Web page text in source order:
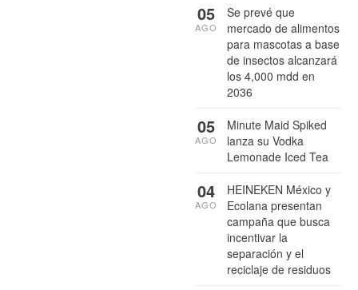
Se prevé que
mercado de alimentos
para mascotas a base
de insectos alcanzará
los 4,000 mdd en
2036
05
AGO
Minute Maid Spiked
lanza su Vodka
Lemonade Iced Tea
05
AGO
HEINEKEN México y
Ecolana presentan
campaña que busca
incentivar la
separación y el
reciclaje de residuos
04
AGO